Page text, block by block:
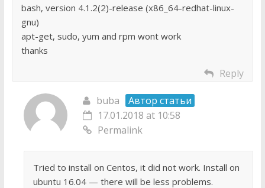
bash, version 4.1.2(2)-release (x86_64-redhat-linux-
gnu)
apt-get, sudo, yum and rpm wont work
thanks
Reply
buba
Автор статьи
17.01.2018 at 10:58
Permalink
Tried to install on Centos, it did not work. Install on
ubuntu 16.04 — there will be less problems.